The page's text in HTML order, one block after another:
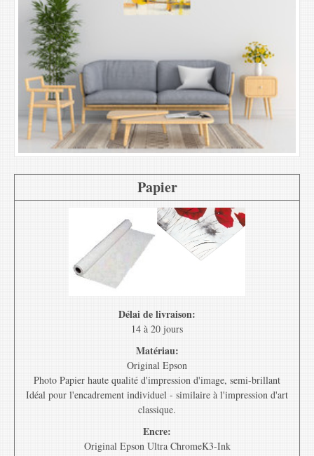
Papier
Délai de livraison:
14 à 20 jours
Matériau:
Original Epson
Photo Papier haute qualité d'impression d'image, semi-brillant
Idéal pour l'encadrement individuel - similaire à l'impression d'art
classique.
Encre:
Original Epson Ultra ChromeK3-Ink